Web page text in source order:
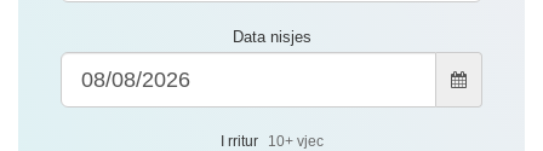
Data nisjes
I rritur 10+ vjec